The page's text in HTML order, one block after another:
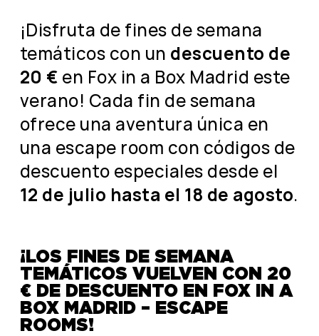
¡Disfruta de fines de semana
temáticos con un descuento de
20 € en Fox in a Box Madrid este
verano! Cada fin de semana
ofrece una aventura única en
una escape room con códigos de
descuento especiales desde el
12 de julio hasta el 18 de agosto.
¡LOS FINES DE SEMANA
TEMÁTICOS VUELVEN CON 20
€ DE DESCUENTO EN FOX IN A
BOX MADRID – ESCAPE
ROOMS!